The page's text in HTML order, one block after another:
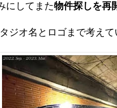
にしてまた物件探しを再
ジオ名とロゴまで考え